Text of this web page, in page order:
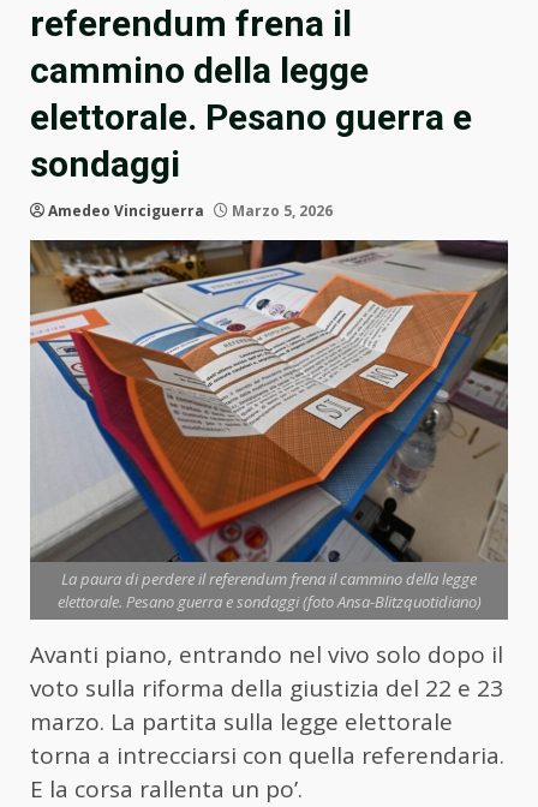
referendum frena il
cammino della legge
elettorale. Pesano guerra e
sondaggi
Amedeo Vinciguerra Marzo 5, 2026
La paura di perdere il referendum frena il cammino della legge
elettorale. Pesano guerra e sondaggi (foto Ansa-Blitzquotidiano)
Avanti piano, entrando nel vivo solo dopo il
voto sulla riforma della giustizia del 22 e 23
marzo. La partita sulla legge elettorale
torna a intrecciarsi con quella referendaria.
E la corsa rallenta un po’.